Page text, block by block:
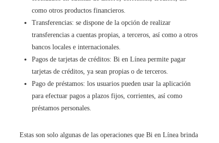
como otros productos financieros.
Transferencias: se dispone de la opción de realizar
transferencias a cuentas propias, a terceros, así como a otros
bancos locales e internacionales.
Pagos de tarjetas de créditos: Bi en Línea permite pagar
tarjetas de créditos, ya sean propias o de terceros.
Pago de préstamos: los usuarios pueden usar la aplicación
para efectuar pagos a plazos fijos, corrientes, así como
préstamos personales.
Estas son solo algunas de las operaciones que Bi en Línea brinda